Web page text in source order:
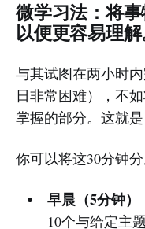
微学习法：将
以便更容易理解
与其试图在两小时
日非常困难），不
掌握的部分。这就
你可以将这30分钟
早晨（5分钟）
10个与给定主